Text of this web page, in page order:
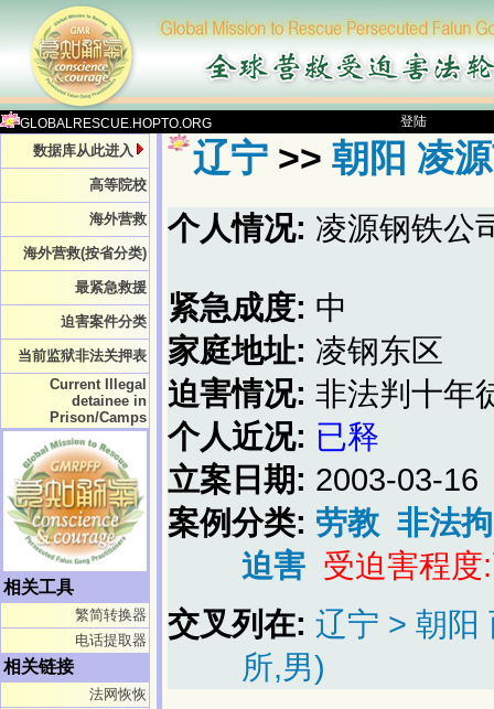
GLOBALRESCUE.HOPTO.ORG 登陆
数据库从此进入
高等院校
海外营救
海外营救(按省分类)
最紧急救援
迫害案件分类
当前监狱非法关押表
Current Illegal
detainee in
Prison/Camps
相关工具
繁简转换器
电话提取器
相关链接
法网恢恢
辽宁 >> 朝阳 凌
个人情况: 凌源钢铁公
紧急成度: 中
家庭地址: 凌钢东区
迫害情况: 非法判十年
个人近况: 已释
立案日期: 2003-03-16
案例分类: 劳教 非法
迫害 受迫害程度
交叉列在: 辽宁 > 朝阳
所,男)